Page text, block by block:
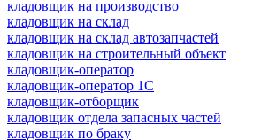
кладовщик на производство
кладовщик на склад
кладовщик на склад автозапчастей
кладовщик на строительный объект
кладовщик-оператор
кладовщик-оператор 1С
кладовщик-отборщик
кладовщик отдела запасных частей
кладовщик по браку